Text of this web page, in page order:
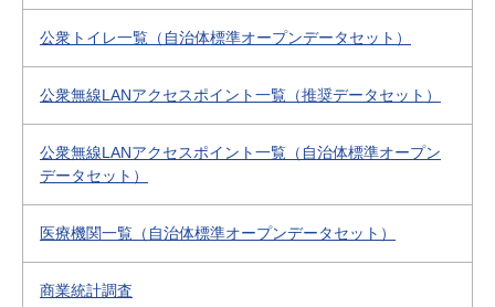
公衆トイレ一覧（自治体標準オープンデータセット）
公衆無線LANアクセスポイント一覧（推奨データセット）
公衆無線LANアクセスポイント一覧（自治体標準オープン
データセット）
医療機関一覧（自治体標準オープンデータセット）
商業統計調査